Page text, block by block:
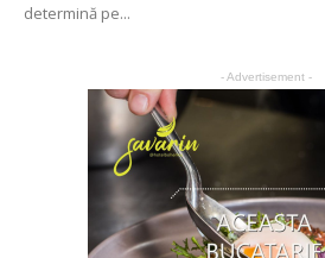
determină pe...
- Advertisement -